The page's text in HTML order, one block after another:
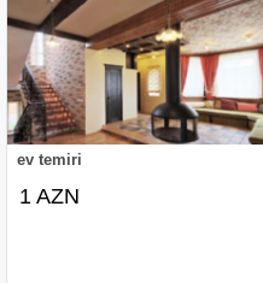
ev temiri
1 AZN